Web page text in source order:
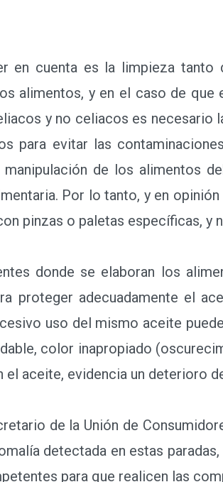
cuenta es la limpieza tanto
alimentos, y en el caso de
y no celiacos es necesario
para evitar las
de los alimentos
Por lo tanto, y en
pinzas o paletas específicas, y
donde se elaboran los
proteger adecuadamente el
uso del mismo aceite
color inapropiado
aceite, evidencia un deterioro
de la Unión de
detectada en estas
para que realicen las